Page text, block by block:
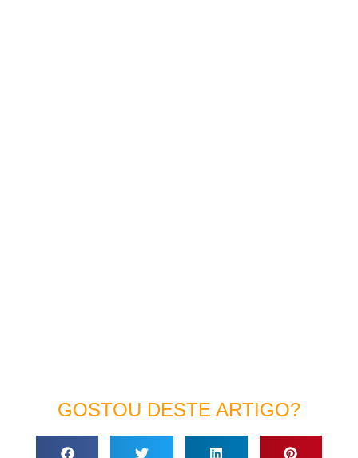
GOSTOU DESTE ARTIGO?